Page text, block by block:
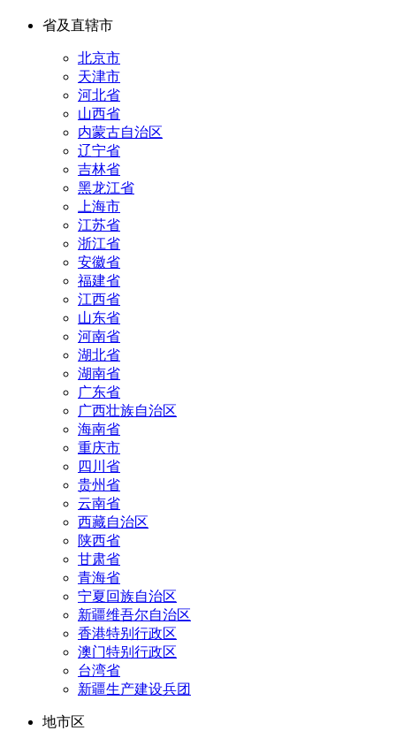
省及直辖市
北京市
天津市
河北省
山西省
内蒙古自治区
辽宁省
吉林省
黑龙江省
上海市
江苏省
浙江省
安徽省
福建省
江西省
山东省
河南省
湖北省
湖南省
广东省
广西壮族自治区
海南省
重庆市
四川省
贵州省
云南省
西藏自治区
陕西省
甘肃省
青海省
宁夏回族自治区
新疆维吾尔自治区
香港特别行政区
澳门特别行政区
台湾省
新疆生产建设兵团
地市区